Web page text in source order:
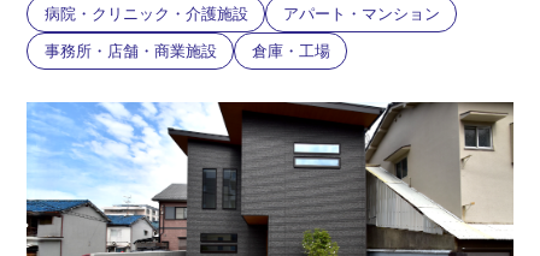
病院・クリニック・介護施設 アパート・マンション
事務所・店舗・商業施設 倉庫・工場